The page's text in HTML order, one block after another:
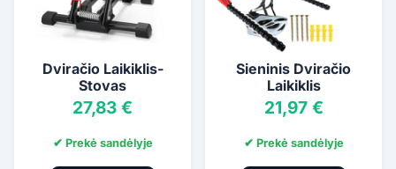
Dviračio Laikiklis-
Stovas
27,83 €
✔ Prekė sandėlyje
Sieninis Dviračio
Laikiklis
21,97 €
✔ Prekė sandėlyje